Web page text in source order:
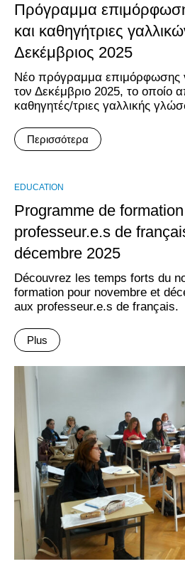
Πρόγραμμα
και καθηγήτριες
Δεκέμβριος 2025
Νέο πρόγραμμα επιμόρφωσης
τον Δεκέμβριο 2025, το οποίο
καθηγητές/τριες γαλλικής
Περισσότερα
EDUCATION
Programme de
professeur.e.s de
décembre 2025
Découvrez les temps forts du
formation pour novembre et
aux professeur.e.s de français.
Plus